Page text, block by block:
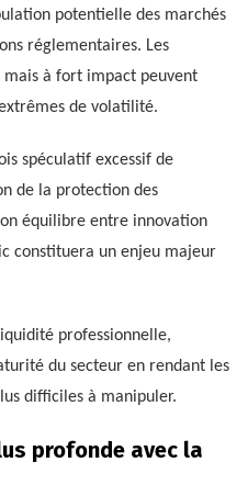
potentielle des marchés
réglementaires. Les
à fort impact peuvent
de volatilité.
spéculatif excessif de
de la protection des
équilibre entre innovation
constituera un enjeu majeur
professionnelle,
du secteur en rendant les
difficiles à manipuler.
profonde avec la